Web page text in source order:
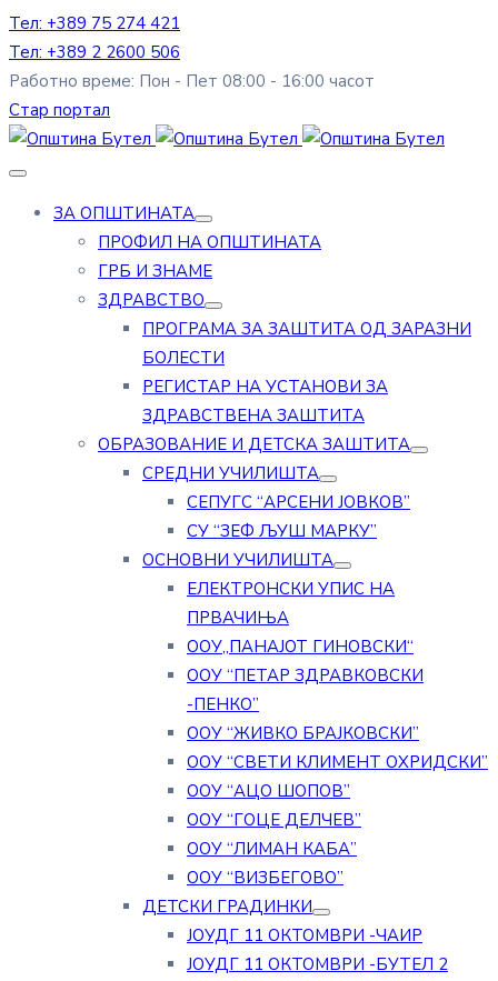
Тел: +389 75 274 421
Тел: +389 2 2600 506
Работно време: Пон - Пет 08:00 - 16:00 часот
Стар портал
ЗА ОПШТИНАТА
ПРОФИЛ НА ОПШТИНАТА
ГРБ И ЗНАМЕ
ЗДРАВСТВО
ПРОГРАМА ЗА ЗАШТИТА ОД ЗАРАЗНИ
БОЛЕСТИ
РЕГИСТАР НА УСТАНОВИ ЗА
ЗДРАВСТВЕНА ЗАШТИТА
ОБРАЗОВАНИЕ И ДЕТСКА ЗАШТИТА
СРЕДНИ УЧИЛИШТА
СЕПУГС “АРСЕНИ ЈОВКОВ”
СУ “ЗЕФ ЉУШ МАРКУ”
ОСНОВНИ УЧИЛИШТА
ЕЛЕКТРОНСКИ УПИС НА
ПРВАЧИЊА
ООУ„ПАНАЈОТ ГИНОВСКИ“
ООУ “ПЕТАР ЗДРАВКОВСКИ
-ПЕНКО”
ООУ “ЖИВКО БРАЈКОВСКИ”
ООУ “СВЕТИ КЛИМЕНТ ОХРИДСКИ”
ООУ “АЦО ШОПОВ”
ООУ “ГОЦЕ ДЕЛЧЕВ”
ООУ “ЛИМАН КАБА”
ООУ “ВИЗБЕГОВО”
ДЕТСКИ ГРАДИНКИ
ЈОУДГ 11 ОКТОМВРИ -ЧАИР
ЈОУДГ 11 ОКТОМВРИ -БУТЕЛ 2